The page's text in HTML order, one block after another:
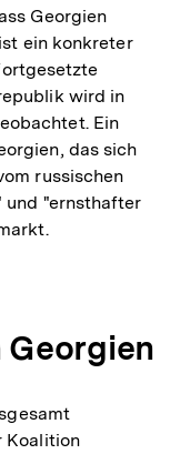
Georgien
ein konkreter
wird in
Ein
das sich
russischen
und "ernsthafter
Koalition